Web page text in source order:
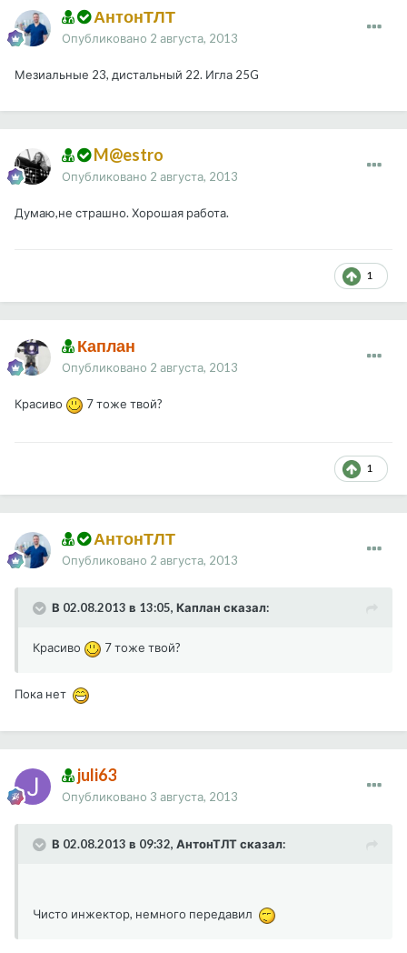
АнтонТЛТ
Опубликовано 2 августа, 2013
Мезиальные 23, дистальный 22. Игла 25G
M@estro
Опубликовано 2 августа, 2013
Думаю,не страшно. Хорошая работа.
1
Каплан
Опубликовано 2 августа, 2013
Красиво 7 тоже твой?
1
АнтонТЛТ
Опубликовано 2 августа, 2013
В 02.08.2013 в 13:05, Каплан сказал:
Красиво 7 тоже твой?
Пока нет
juli63
Опубликовано 3 августа, 2013
В 02.08.2013 в 09:32, АнтонТЛТ сказал:
Чисто инжектор, немного передавил